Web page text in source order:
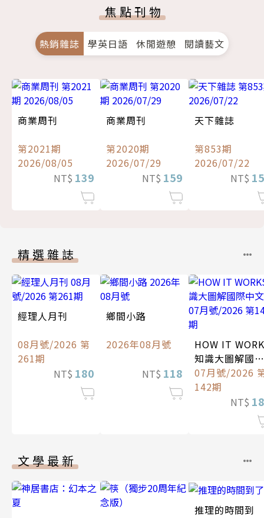
焦點刊物
熱銷雜誌 學英日語 休閒遊憩 閱讀藝文
商業周刊
第2021期
2026/08/05
NT$ 139
商業周刊
第2020期
2026/07/29
NT$ 159
天下雜誌
第853期
2026/07/22
NT$
精選雜誌
經理人月刊
08月號/2026 第
261期
NT$ 180
鄉間小路
2026年08月號
NT$ 118
HOW IT
知識大圖解國際
中文版
07月號/2026
142期
NT$
文學最新
推理的時間到